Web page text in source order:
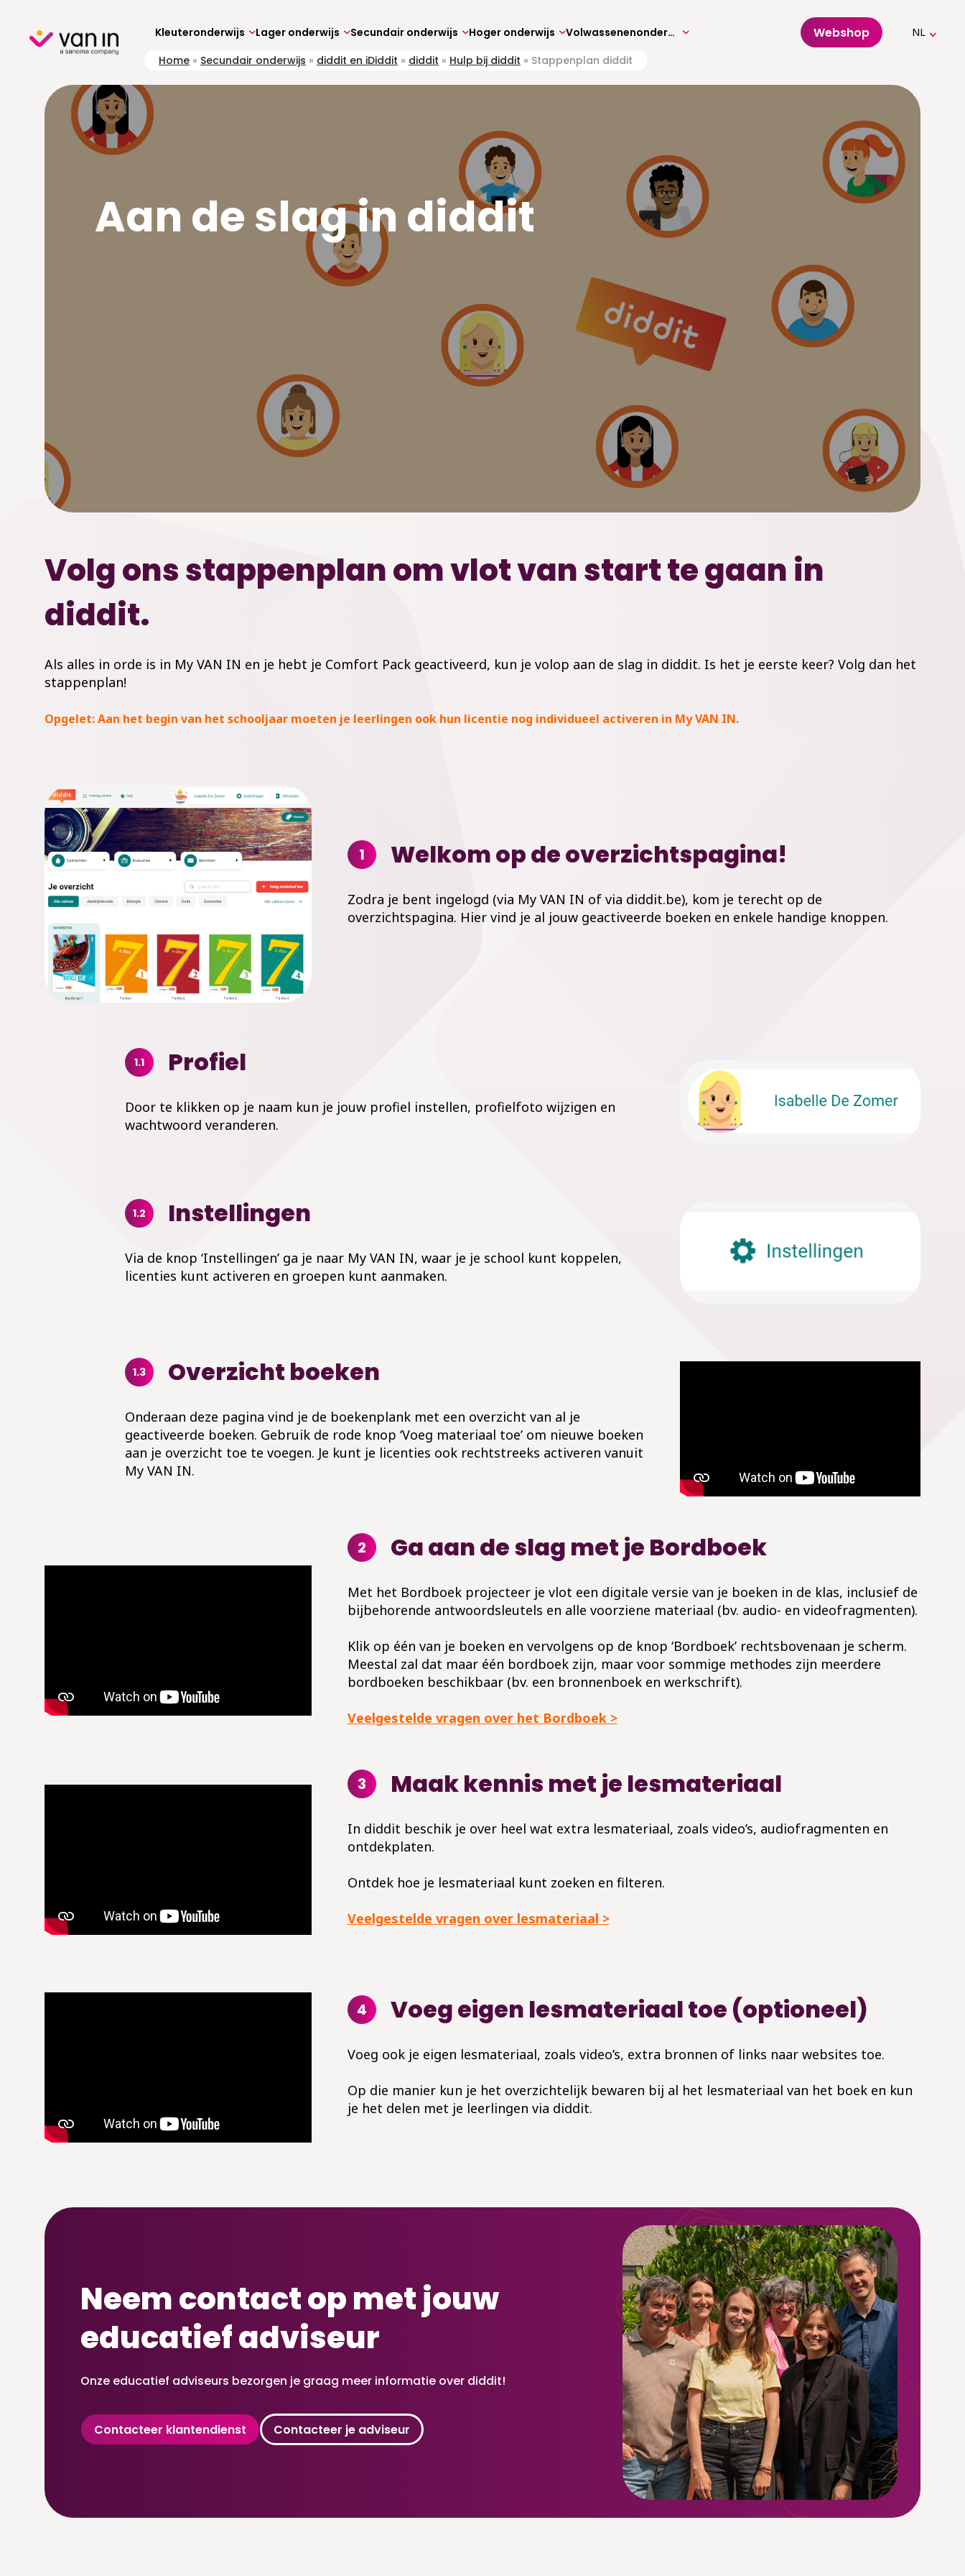
content Kleuteronderwijs Lager onderwijs Secundair onderwijs Hoger onderwijs Volwassenenonderwijs Webshop NL
Home » Secundair onderwijs » diddit en iDiddit » diddit » Hulp bij diddit » Stappenplan diddit
Aan de slag in diddit
Volg ons stappenplan om vlot van start te gaan in
diddit.
Als alles in orde is in My VAN IN en je hebt je Comfort Pack geactiveerd, kun je volop aan de slag in diddit. Is het je eerste keer? Volg dan het
stappenplan!
Opgelet: Aan het begin van het schooljaar moeten je leerlingen ook hun licentie nog individueel activeren in My VAN IN.
1 Welkom op de overzichtspagina!
Zodra je bent ingelogd (via My VAN IN of via diddit.be), kom je terecht op de
overzichtspagina. Hier vind je al jouw geactiveerde boeken en enkele handige knoppen.
1.1 Profiel
Door te klikken op je naam kun je jouw profiel instellen, profielfoto wijzigen en
wachtwoord veranderen.
1.2 Instellingen
Via de knop ‘Instellingen’ ga je naar My VAN IN, waar je je school kunt koppelen,
licenties kunt activeren en groepen kunt aanmaken.
1.3 Overzicht boeken
Onderaan deze pagina vind je de boekenplank met een overzicht van al je
geactiveerde boeken. Gebruik de rode knop ‘Voeg materiaal toe’ om nieuwe boeken
aan je overzicht toe te voegen. Je kunt je licenties ook rechtstreeks activeren vanuit
My VAN IN.
2 Ga aan de slag met je Bordboek
Met het Bordboek projecteer je vlot een digitale versie van je boeken in de klas, inclusief de
bijbehorende antwoordsleutels en alle voorziene materiaal (bv. audio- en videofragmenten).
Klik op één van je boeken en vervolgens op de knop ‘Bordboek’ rechtsbovenaan je scherm.
Meestal zal dat maar één bordboek zijn, maar voor sommige methodes zijn meerdere
bordboeken beschikbaar (bv. een bronnenboek en werkschrift).
Veelgestelde vragen over het Bordboek >
3 Maak kennis met je lesmateriaal
In diddit beschik je over heel wat extra lesmateriaal, zoals video’s, audiofragmenten en
ontdekplaten.
Ontdek hoe je lesmateriaal kunt zoeken en filteren.
Veelgestelde vragen over lesmateriaal >
4 Voeg eigen lesmateriaal toe (optioneel)
Voeg ook je eigen lesmateriaal, zoals video’s, extra bronnen of links naar websites toe.
Op die manier kun je het overzichtelijk bewaren bij al het lesmateriaal van het boek en kun
je het delen met je leerlingen via diddit.
Neem contact op met jouw
educatief adviseur
Onze educatief adviseurs bezorgen je graag meer informatie over diddit!
Contacteer klantendienst Contacteer je adviseur